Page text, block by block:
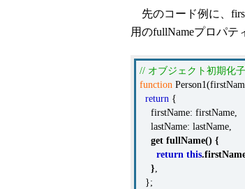
先のコード例に、
用のfullNameプロパテ
// オブジェクト初期化
function
return {
firstName: firstName,
lastName: lastName,
get fullName() {
return this.
},
};